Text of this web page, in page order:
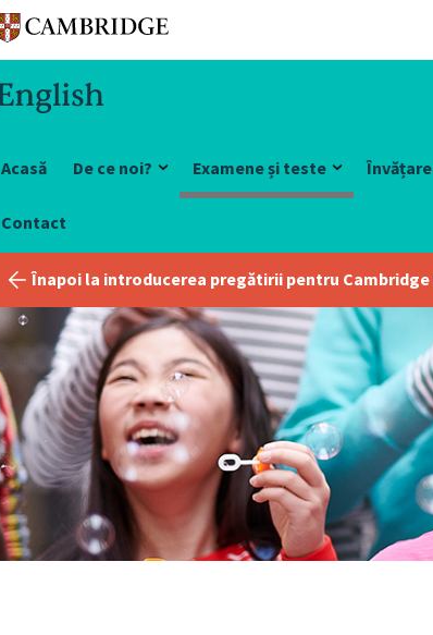
Acasă De ce noi? Examene și teste
Contact
Înapoi la introducerea pregătirii pentru